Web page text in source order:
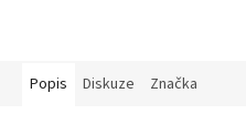
Popis Diskuze Značka